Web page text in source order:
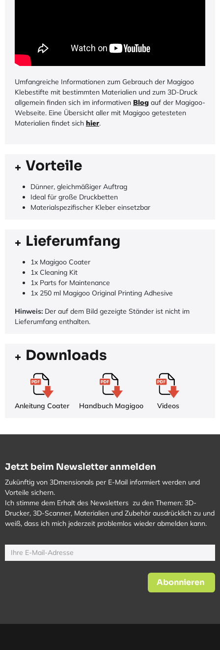
Umfangreiche Informationen zum Gebrauch der Magigoo
Klebestifte mit bestimmten Materialien und zum 3D-Druck
allgemein finden sich im informativen Blog auf der Magigoo-
Webseite. Eine Übersicht aller mit Magigoo getesteten
Materialien findet sich hier.
Vorteile
Dünner, gleichmäßiger Auftrag
Ideal für große Druckbetten
Materialspezifischer Kleber einsetzbar
Lieferumfang
1x Magigoo Coater
1x Cleaning Kit
1x Parts for Maintenance
1x 250 ml Magigoo Original Printing Adhesive
Hinweis: Der auf dem Bild gezeigte Ständer ist nicht im
Lieferumfang enthalten.
Downloads
Anleitung Coater Handbuch Magigoo Videos
Jetzt beim Newsletter anmelden
Zukünftig von 3Dmensionals per E-Mail informiert werden und
Vorteile sichern.
Ich stimme dem Erhalt des Newsletters zu den Themen: 3D-
Drucker, 3D-Scanner, Materialien und Zubehör ausdrücklich zu und
weiß, dass ich mich jederzeit problemlos wieder abmelden kann.
Abonnieren